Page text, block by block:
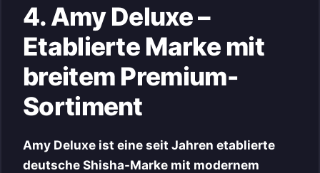
4. Amy Deluxe –
Etablierte Marke mit
breitem Premium-
Sortiment
Amy Deluxe ist eine seit Jahren etablierte
deutsche Shisha-Marke mit modernem